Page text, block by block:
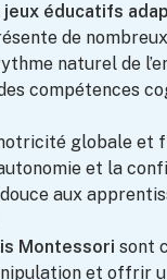
jeux éducatifs
de
naturel de
compétences
globale et
et la
aux
Montessori sont
et offrir